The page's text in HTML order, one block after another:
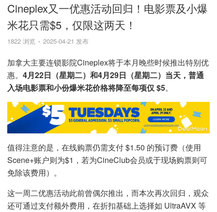
Cineplex又一优惠活动回归！电影票及小爆
米花只需$5，仅限这两天！
1822 浏览 2025-04-21 发布
加拿大主要连锁影院Cineplex将于本月晚些时候推出特别优
惠。 4月22日（星期二）和4月29日（星期二）当天，普通
入场电影票和小份爆米花价格将降至每项仅 $5。
值得注意的是，在线购票仍需支付 $1.50 的预订费（使用
Scene+账户则为$1，若为CineClub会员或于现场购票则可
免除该费用）。
这一周二优惠活动此前曾偶尔推出，而本次再次回归，观众
还可通过支付额外费用，在折扣基础上选择如 UltraAVX 等